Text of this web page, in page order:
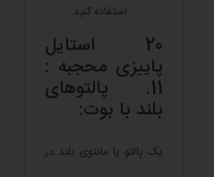
استفاده کنید.
20 استایل
پاییزی محجبه :
11. پالتوهای
بلند با بوت:
یک پالتو یا مانتوی بلند در